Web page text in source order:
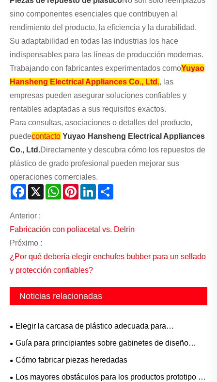
sino componentes esenciales que contribuyen al
rendimiento del producto, la eficiencia y la durabilidad.
Su adaptabilidad en todas las industrias los hace
indispensables para las líneas de producción modernas.
Trabajando con fabricantes experimentados comoYuyao
Hansheng Electrical Appliances Co., Ltd., las
empresas pueden asegurar soluciones confiables y
rentables adaptadas a sus requisitos exactos.
Para consultas, asociaciones o detalles del producto,
puedecontacto Yuyao Hansheng Electrical Appliances
Co., Ltd.Directamente y descubra cómo los repuestos de
plástico de grado profesional pueden mejorar sus
operaciones comerciales.
Facebook
X WhatsAppPinterestLinkedIn
Anterior :
Fabricación con poliacetal vs. Delrin
Próximo :
¿Por qué debería elegir enchufes bubber para un sellado
y protección confiables?
Noticias relacionadas
Elegir la carcasa de plástico adecuada para
ensambladores electrónicos
Guía para principiantes sobre gabinetes de diseño
personalizado para ingenieros mecánicos
Cómo fabricar piezas heredadas
Los mayores obstáculos para los productos prototipo (y